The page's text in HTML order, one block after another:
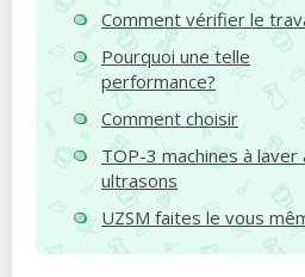
Comment vérifier le
Pourquoi une telle
performance?
Comment choisir
TOP-3 machines à laver
ultrasons
UZSM faites le vous